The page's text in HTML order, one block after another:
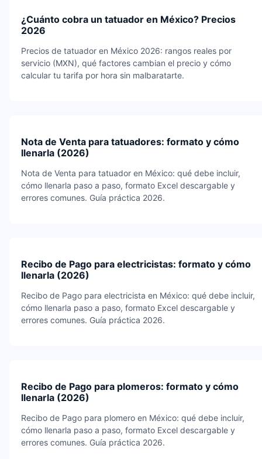
¿Cuánto cobra un tatuador en México? Precios
2026
Precios de tatuador en México 2026: rangos reales por
servicio (MXN), qué factores cambian el precio y cómo
calcular tu tarifa por hora sin malbaratarte.
Nota de Venta para tatuadores: formato y cómo
llenarla (2026)
Nota de Venta para tatuador en México: qué debe incluir,
cómo llenarla paso a paso, formato Excel descargable y
errores comunes. Guía práctica 2026.
Recibo de Pago para electricistas: formato y cómo
llenarla (2026)
Recibo de Pago para electricista en México: qué debe incluir,
cómo llenarla paso a paso, formato Excel descargable y
errores comunes. Guía práctica 2026.
Recibo de Pago para plomeros: formato y cómo
llenarla (2026)
Recibo de Pago para plomero en México: qué debe incluir,
cómo llenarla paso a paso, formato Excel descargable y
errores comunes. Guía práctica 2026.